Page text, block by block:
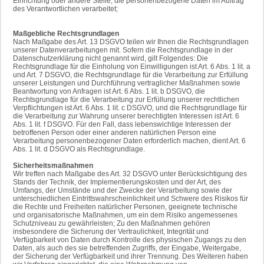
des Verantwortlichen verarbeitet;
Maßgebliche Rechtsgrundlagen
Nach Maßgabe des Art. 13 DSGVO teilen wir Ihnen die Rechtsgrundlagen
unserer Datenverarbeitungen mit. Sofern die Rechtsgrundlage in der
Datenschutzerklärung nicht genannt wird, gilt Folgendes: Die
Rechtsgrundlage für die Einholung von Einwilligungen ist Art. 6 Abs. 1 lit. a
und Art. 7 DSGVO, die Rechtsgrundlage für die Verarbeitung zur Erfüllung
unserer Leistungen und Durchführung vertraglicher Maßnahmen sowie
Beantwortung von Anfragen ist Art. 6 Abs. 1 lit. b DSGVO, die
Rechtsgrundlage für die Verarbeitung zur Erfüllung unserer rechtlichen
Verpflichtungen ist Art. 6 Abs. 1 lit. c DSGVO, und die Rechtsgrundlage für
die Verarbeitung zur Wahrung unserer berechtigten Interessen ist Art. 6
Abs. 1 lit. f DSGVO. Für den Fall, dass lebenswichtige Interessen der
betroffenen Person oder einer anderen natürlichen Person eine
Verarbeitung personenbezogener Daten erforderlich machen, dient Art. 6
Abs. 1 lit. d DSGVO als Rechtsgrundlage.
Sicherheitsmaßnahmen
Wir treffen nach Maßgabe des Art. 32 DSGVO unter Berücksichtigung des
Stands der Technik, der Implementierungskosten und der Art, des
Umfangs, der Umstände und der Zwecke der Verarbeitung sowie der
unterschiedlichen Eintrittswahrscheinlichkeit und Schwere des Risikos für
die Rechte und Freiheiten natürlicher Personen, geeignete technische
und organisatorische Maßnahmen, um ein dem Risiko angemessenes
Schutzniveau zu gewährleisten; Zu den Maßnahmen gehören
insbesondere die Sicherung der Vertraulichkeit, Integrität und
Verfügbarkeit von Daten durch Kontrolle des physischen Zugangs zu den
Daten, als auch des sie betreffenden Zugriffs, der Eingabe, Weitergabe,
der Sicherung der Verfügbarkeit und ihrer Trennung. Des Weiteren haben